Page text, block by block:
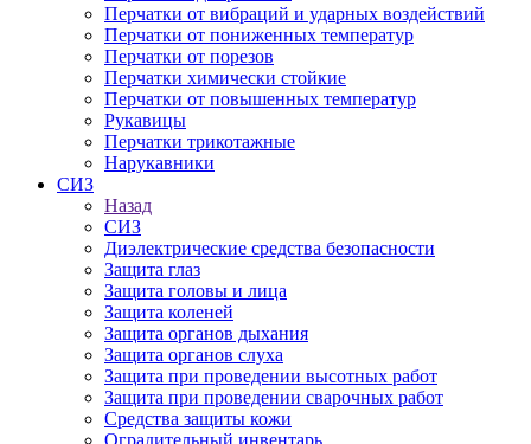
Перчатки от вибраций и ударных воздействий
Перчатки от пониженных температур
Перчатки от порезов
Перчатки химически стойкие
Перчатки от повышенных температур
Рукавицы
Перчатки трикотажные
Нарукавники
СИЗ
Назад
СИЗ
Диэлектрические средства безопасности
Защита глаз
Защита головы и лица
Защита коленей
Защита органов дыхания
Защита органов слуха
Защита при проведении высотных работ
Защита при проведении сварочных работ
Средства защиты кожи
Оградительный инвентарь